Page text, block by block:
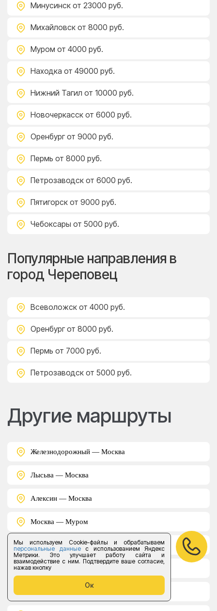
Мы используем Cookie-файлы и обрабатываем
персональные данныес использованием Яндекс
Метрики. Это улучшает работу сайта и
взаимодействие с ним. Подтвердите ваше согласие,
нажав кнопку
Ок
Минусинск от 23000 руб.
Михайловск от 8000 руб.
Муром от 4000 руб.
Находка от 49000 руб.
Нижний Тагил от 10000 руб.
Новочеркасск от 6000 руб.
Оренбург от 9000 руб.
Пермь от 8000 руб.
Петрозаводск от 6000 руб.
Пятигорск от 9000 руб.
Чебоксары от 5000 руб.
Популярные направления в
город Череповец
Всеволожск от 4000 руб.
Оренбург от 8000 руб.
Пермь от 7000 руб.
Петрозаводск от 5000 руб.
Другие маршруты
Железнодорожный — Москва
Лысьва — Москва
Алексин — Москва
Москва — Муром
Астрахань — Москва
Арсеньев — Москва